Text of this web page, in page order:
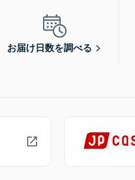
お届け日数を調べる